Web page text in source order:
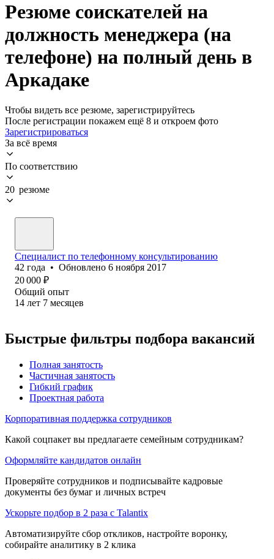
Резюме соискателей на
должность менеджера (на
телефоне) на полный день в
Аркадаке
Чтобы видеть все резюме, зарегистрируйтесь
После регистрации покажем ещё 8 и откроем фото
Зарегистрироваться
За всё время
По соответствию
20 резюме
Специалист по телефонному консультированию
42 года • Обновлено 6 ноября 2017
20 000 ₽
Общий опыт
14 лет 7 месяцев
Быстрые фильтры подбора вакансий
Полная занятость
Частичная занятость
Гибкий график
Проектная работа
Корпоративная поддержка сотрудников
Какой соцпакет вы предлагаете семейным сотрудникам?
Оформляйте кандидатов онлайн
Проверяйте сотрудников и подписывайте кадровые
документы без бумаг и личных встреч
Ускорьте подбор в 2 раза с Talantix
Автоматизируйте сбор откликов, настройте воронку,
собирайте аналитику в 2 клика